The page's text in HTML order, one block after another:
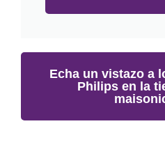
Echa un vistazo a
Philips en la